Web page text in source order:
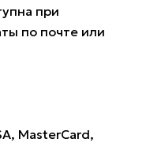
при
по почте или
MasterCard,